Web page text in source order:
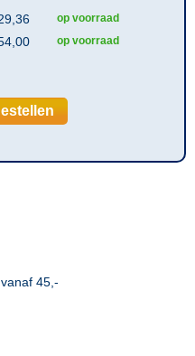
op voorraad
op voorraad
45,-